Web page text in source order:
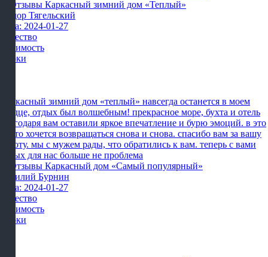
Фёдор Тягельский
Дата: 2024-01-27
Качество
Стоимость
Сроки
Каркасный зимний дом «теплый» навсегда останется в моем
сердце, отдых был волшебным! прекрасное море, бухта и отель
благодаря вам оставили яркое впечатление и бурю эмоций. в это
место хочется возвращаться снова и снова. спасибо вам за вашу
работу. мы с мужем рады, что обратились к вам. теперь с вами
отдых для нас больше не проблема
Василий Бурнин
Дата: 2024-01-27
Качество
Стоимость
Сроки